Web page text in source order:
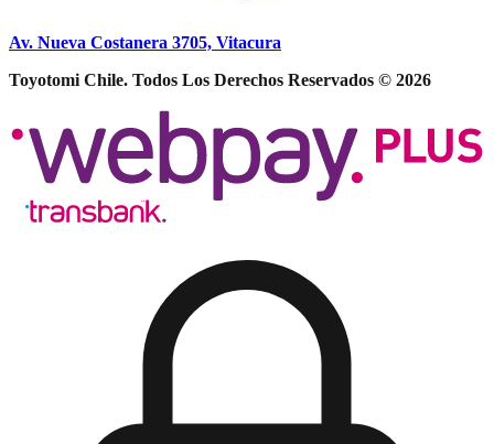
Av. Nueva Costanera 3705, Vitacura
Toyotomi Chile. Todos Los Derechos Reservados © 2026